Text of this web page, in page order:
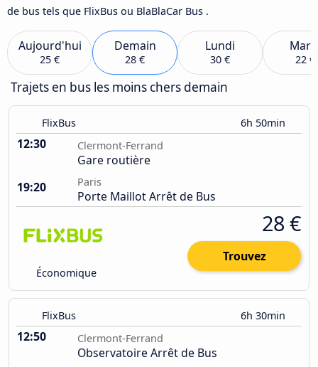
de bus tels que FlixBus ou BlaBlaCar Bus .
Aujourd'hui
25 €
Demain
28 €
Lundi
30 € 22 €
Trajets en bus les moins chers demain
FlixBus 6h 50min
12:30 Clermont-Ferrand
Gare routière
19:20
Paris
Porte Maillot Arrêt de Bus
Économique
28 €
Trouvez
FlixBus 6h 30min
12:50 Clermont-Ferrand
Observatoire Arrêt de Bus